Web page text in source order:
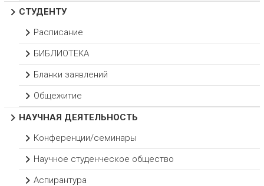
СТУДЕНТУ
Расписание
БИБЛИОТЕКА
Бланки заявлений
Общежитие
НАУЧНАЯ ДЕЯТЕЛЬНОСТЬ
Конференции/семинары
Научное студенческое общество
Аспирантура